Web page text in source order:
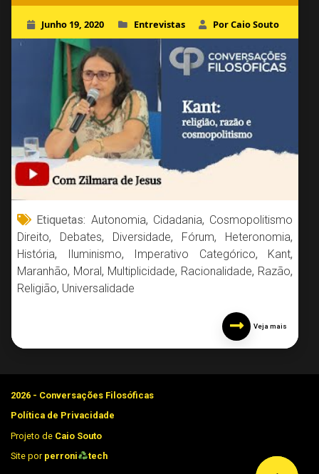
Junho 19, 2020 Entrevistas Por Caio Souto
Etiquetas: Autonomia, Cidadania, Cosmopolitismo
Direito, Debates, Diversidade, Fórum, Heteronomia,
História, Iluminismo, Imperativo Categórico, Kant,
Maranhão, Moral, Multiplicidade, Racionalidade, Razão,
Religião, Universalidade
Veja mais
2026 - Conversações Filosóficas
Política de Privacidade
Projeto de Caio Souto
Site por perroni tech